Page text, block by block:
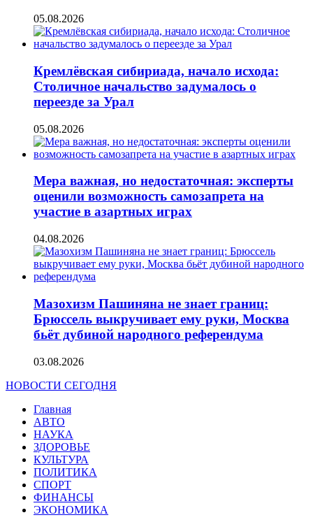
05.08.2026
Кремлёвская сибириада, начало исхода:
Столичное начальство задумалось о
переезде за Урал
05.08.2026
Мера важная, но недостаточная: эксперты
оценили возможность самозапрета на
участие в азартных играх
04.08.2026
Мазохизм Пашиняна не знает границ:
Брюссель выкручивает ему руки, Москва
бьёт дубиной народного референдума
03.08.2026
НОВОСТИ СЕГОДНЯ
Главная
АВТО
НАУКА
ЗДОРОВЬЕ
КУЛЬТУРА
ПОЛИТИКА
СПОРТ
ФИНАНСЫ
ЭКОНОМИКА